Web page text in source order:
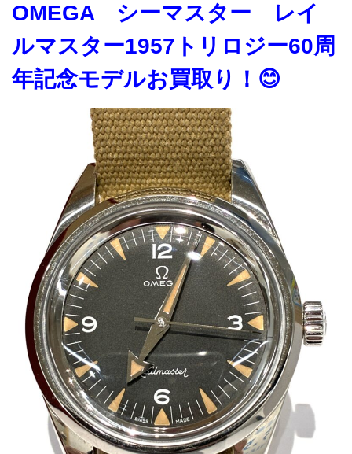
OMEGA シーマスター レイ
ルマスター1957トリロジー60周
年記念モデルお買取り！😊